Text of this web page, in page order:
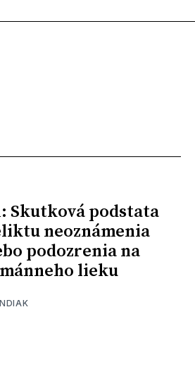
Skutková podstata
neoznámenia
podozrenia na
lieku